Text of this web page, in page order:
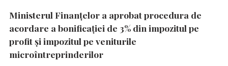
Ministerul Finanțelor a aprobat procedura de
acordare a bonificației de 3% din impozitul pe
profit și impozitul pe veniturile
microîntreprinderilor